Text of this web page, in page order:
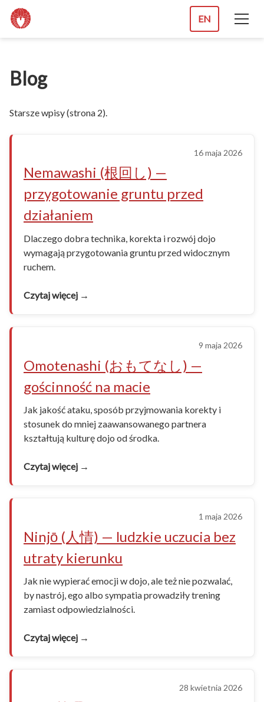
EN
Blog
Starsze wpisy (strona 2).
16 maja 2026
Nemawashi (根回し) —
przygotowanie gruntu przed
działaniem
Dlaczego dobra technika, korekta i rozwój dojo
wymagają przygotowania gruntu przed widocznym
ruchem.
Czytaj więcej →
9 maja 2026
Omotenashi (おもてなし) —
gościnność na macie
Jak jakość ataku, sposób przyjmowania korekty i
stosunek do mniej zaawansowanego partnera
kształtują kulturę dojo od środka.
Czytaj więcej →
1 maja 2026
Ninjō (人情) — ludzkie uczucia bez
utraty kierunku
Jak nie wypierać emocji w dojo, ale też nie pozwalać,
by nastrój, ego albo sympatia prowadziły trening
zamiast odpowiedzialności.
Czytaj więcej →
28 kwietnia 2026